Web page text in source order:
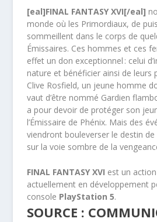
[eal]FINAL FANTASY XVI[/eal]
monde où les Primordiaux, de
sommeillent dans le corps de
Émissaires. Ces hommes et ces
effet un don exceptionnel : celui
nature et bénéficier ainsi de leurs
Clive Rosfield, un jeune homme
vaut d’être nommé Gardien
a pour devoir de protéger son
l’Émissaire de Phénix. Mais des
viendront bouleverser le destin de
sur la voie sombre de la
FINAL FANTASY XVI est un
actuellement en développement
console PlayStation 5.
SOURCE :